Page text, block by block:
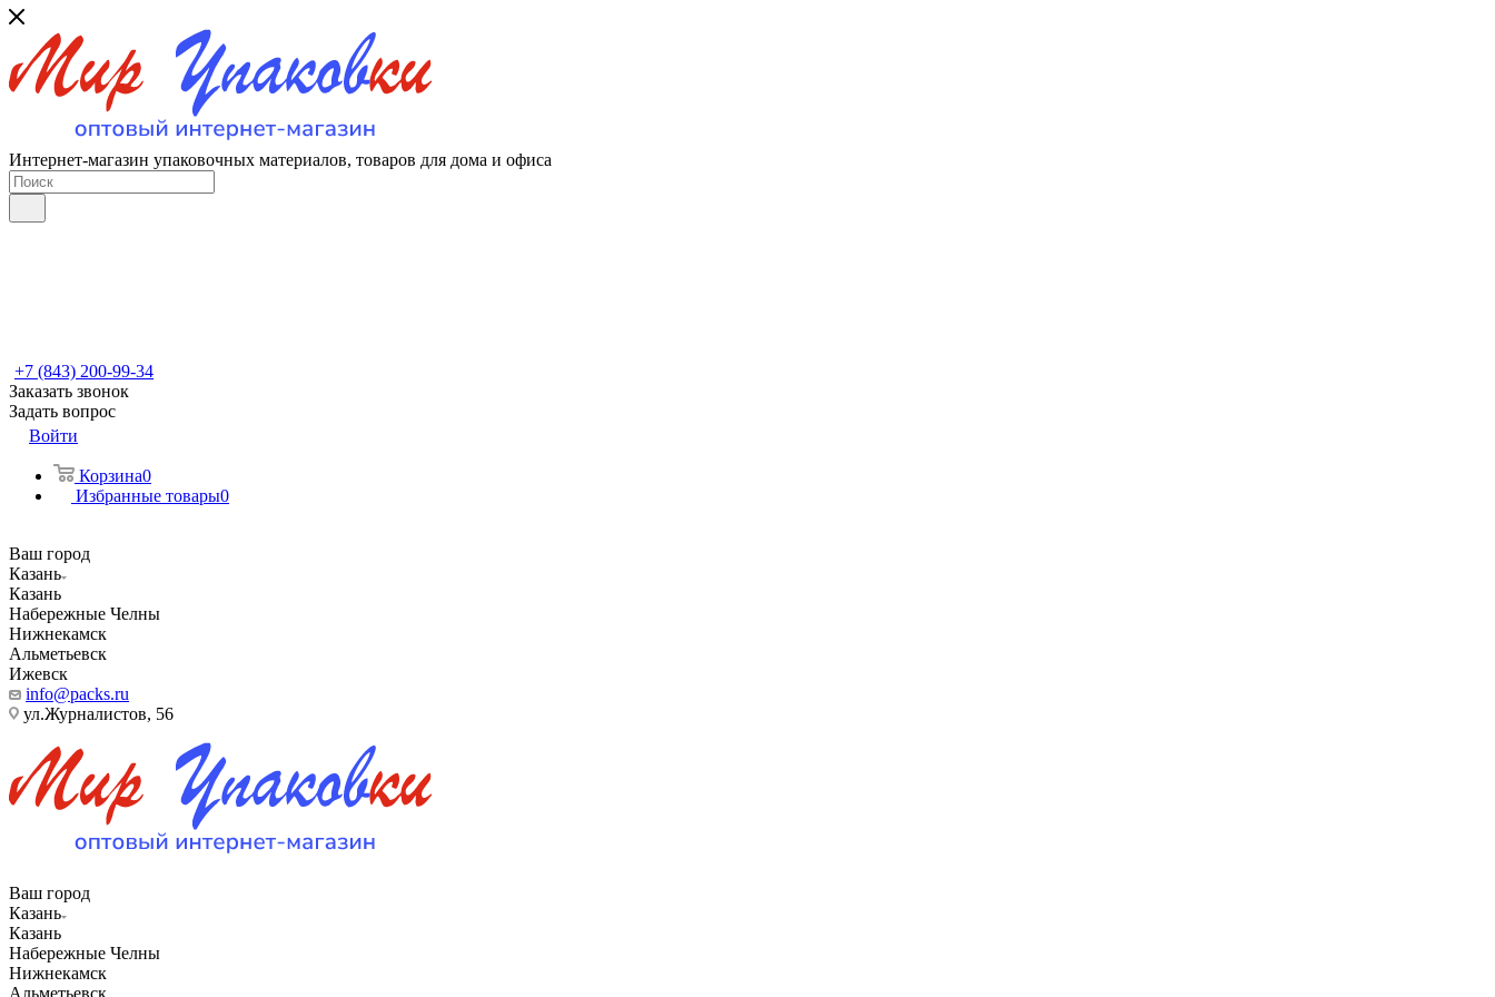
Интернет-магазин упаковочных материалов, товаров для дома и офиса
+7 (843) 200-99-34
Заказать звонок
Задать вопрос
Войти
Корзина0
Избранные товары0
Ваш город
Казань
Казань
Набережные Челны
Нижнекамск
Альметьевск
Ижевск
info@packs.ru
ул.Журналистов, 56
Ваш город
Казань
Казань
Набережные Челны
Нижнекамск
Альметьевск